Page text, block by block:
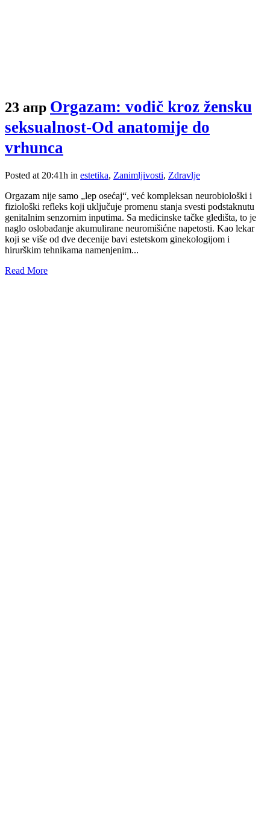
23 апр Orgazam: vodič kroz žensku
seksualnost-Od anatomije do
vrhunca
Posted at 20:41h in estetika, Zanimljivosti, Zdravlje
Orgazam nije samo „lep osećaj“, već kompleksan neurobiološki i
fiziološki refleks koji uključuje promenu stanja svesti podstaknutu
genitalnim senzornim inputima. Sa medicinske tačke gledišta, to je
naglo oslobađanje akumulirane neuromišićne napetosti. Kao lekar
koji se više od dve decenije bavi estetskom ginekologijom i
hirurškim tehnikama namenjenim...
Read More